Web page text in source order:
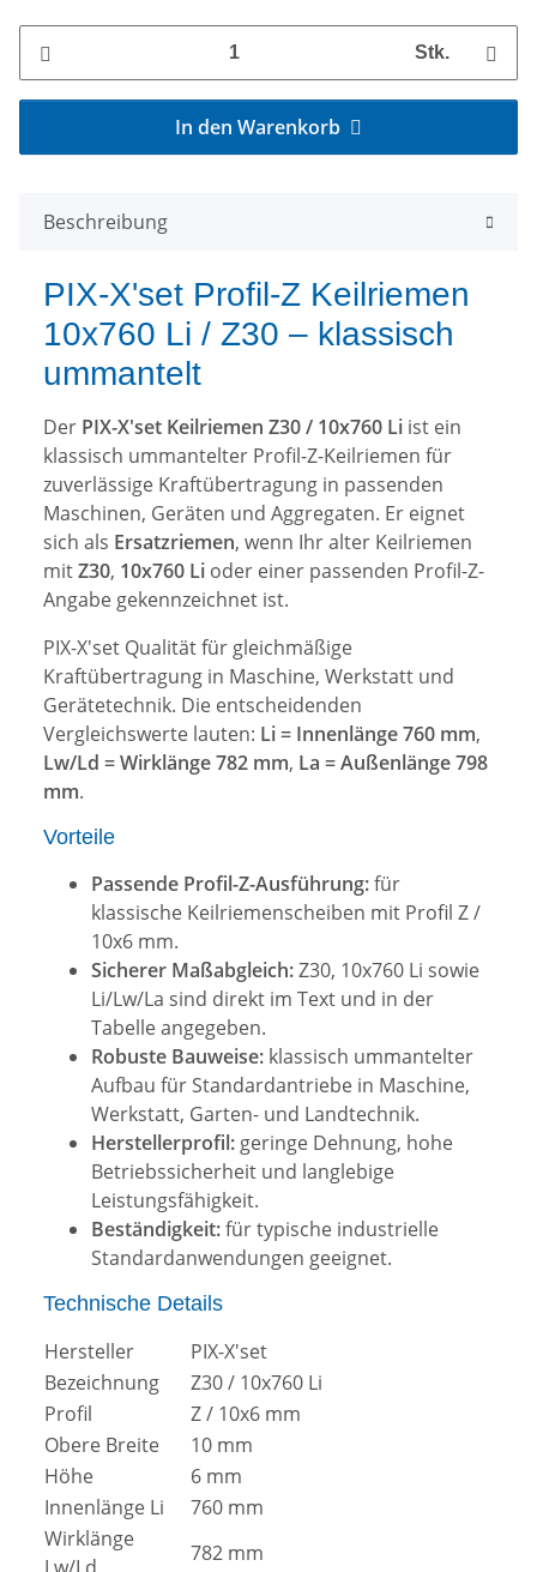
Stk.
In den Warenkorb
Beschreibung
PIX-X'set Profil-Z Keilriemen
10x760 Li / Z30 – klassisch
ummantelt
Der PIX-X'set Keilriemen Z30 / 10x760 Li ist ein
klassisch ummantelter Profil-Z-Keilriemen für
zuverlässige Kraftübertragung in passenden
Maschinen, Geräten und Aggregaten. Er eignet
sich als Ersatzriemen, wenn Ihr alter Keilriemen
mitZ30, 10x760 Li oder einer passenden Profil-Z-
Angabe gekennzeichnet ist.
PIX-X'set Qualität für gleichmäßige
Kraftübertragung in Maschine, Werkstatt und
Gerätetechnik. Die entscheidenden
Vergleichswerte lauten: Li = Innenlänge 760 mm,
Lw/Ld = Wirklänge 782 mm, La = Außenlänge 798
mm.
Vorteile
Passende Profil-Z-Ausführung:für
klassische Keilriemenscheiben mit Profil Z /
10x6 mm.
Sicherer Maßabgleich:Z30, 10x760 Li sowie
Li/Lw/La sind direkt im Text und in der
Tabelle angegeben.
Robuste Bauweise: klassisch ummantelter
Aufbau für Standardantriebe in Maschine,
Werkstatt, Garten- und Landtechnik.
Herstellerprofil: geringe Dehnung, hohe
Betriebssicherheit und langlebige
Leistungsfähigkeit.
Beständigkeit:für typische industrielle
Standardanwendungen geeignet.
Technische Details
Hersteller
PIX-X'set
Bezeichnung
Z30 / 10x760 Li
Profil
Z / 10x6 mm
Obere Breite
10 mm
Höhe
6 mm
Innenlänge Li
760 mm
Wirklänge
782 mm